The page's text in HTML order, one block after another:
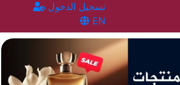
تسجيل الدخول
EN